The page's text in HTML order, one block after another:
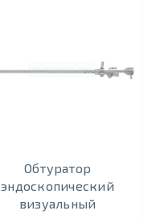
Обтуратор
эндоскопический
визуальный